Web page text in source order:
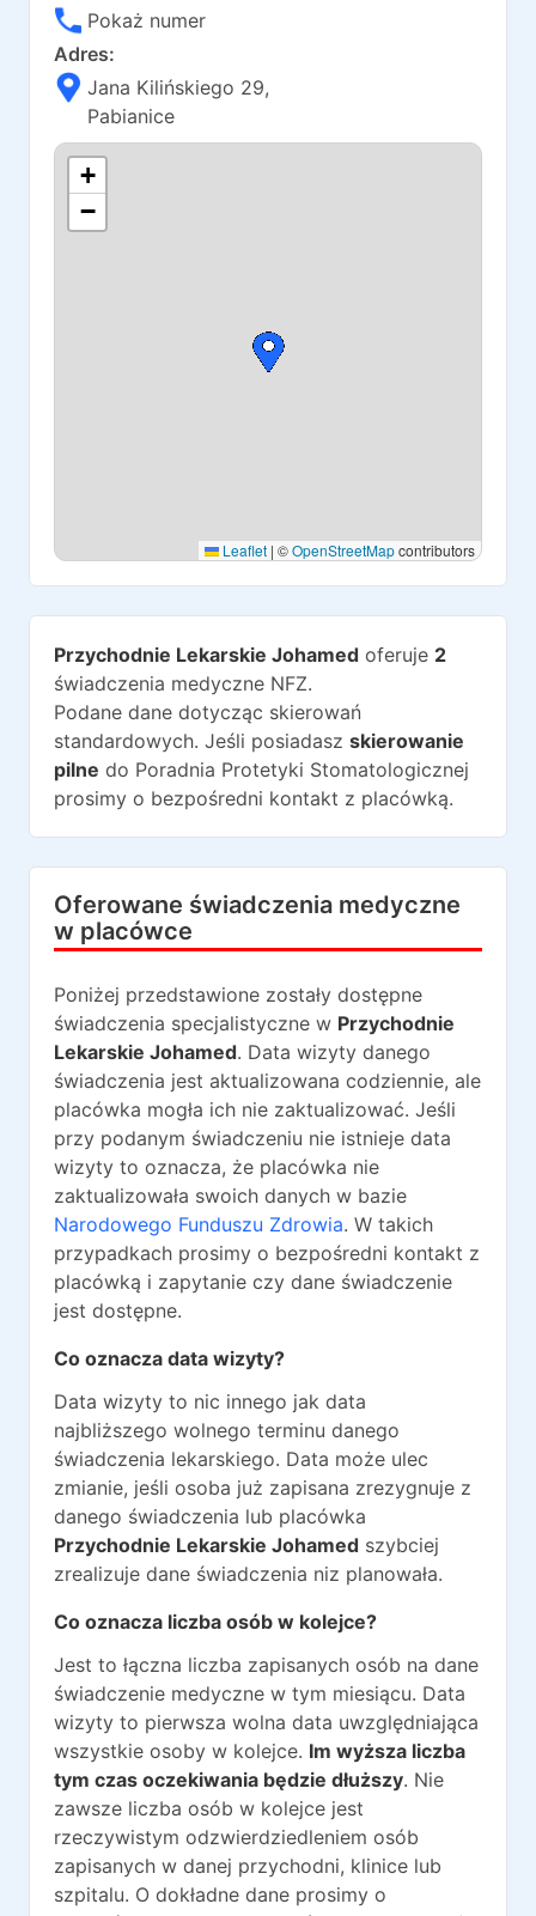
Pokaż numer
Adres:
Jana Kilińskiego 29,
Pabianice
+
−
Leaflet | ©OpenStreetMapcontributors
Przychodnie Lekarskie Johamed oferuje 2
świadczenia medyczne NFZ.
Podane dane dotycząc skierowań
standardowych. Jeśli posiadasz skierowanie
pilne do Poradnia Protetyki Stomatologicznej
prosimy o bezpośredni kontakt z placówką.
Oferowane świadczenia medyczne
w placówce
Poniżej przedstawione zostały dostępne
świadczenia specjalistyczne w Przychodnie
Lekarskie Johamed. Data wizyty danego
świadczenia jest aktualizowana codziennie, ale
placówka mogła ich nie zaktualizować. Jeśli
przy podanym świadczeniu nie istnieje data
wizyty to oznacza, że placówka nie
zaktualizowała swoich danych w bazie
Narodowego Funduszu Zdrowia. W takich
przypadkach prosimy o bezpośredni kontakt z
placówką i zapytanie czy dane świadczenie
jest dostępne.
Co oznacza data wizyty?
Data wizyty to nic innego jak data
najbliższego wolnego terminu danego
świadczenia lekarskiego. Data może ulec
zmianie, jeśli osoba już zapisana zrezygnuje z
danego świadczenia lub placówka
Przychodnie Lekarskie Johamed szybciej
zrealizuje dane świadczenia niz planowała.
Co oznacza liczba osób w kolejce?
Jest to łączna liczba zapisanych osób na dane
świadczenie medyczne w tym miesiącu. Data
wizyty to pierwsza wolna data uwzględniająca
wszystkie osoby w kolejce. Im wyższa liczba
tym czas oczekiwania będzie dłuższy. Nie
zawsze liczba osób w kolejce jest
rzeczywistym odzwierdziedleniem osób
zapisanych w danej przychodni, klinice lub
szpitalu. O dokładne dane prosimy o